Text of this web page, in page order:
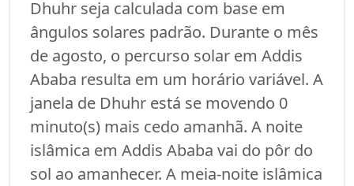
Dhuhr seja calculada com base em
ângulos solares padrão. Durante o mês
de agosto, o percurso solar em Addis
Ababa resulta em um horário variável. A
janela de Dhuhr está se movendo 0
minuto(s) mais cedo amanhã. A noite
islâmica em Addis Ababa vai do pôr do
sol ao amanhecer. A meia-noite islâmica